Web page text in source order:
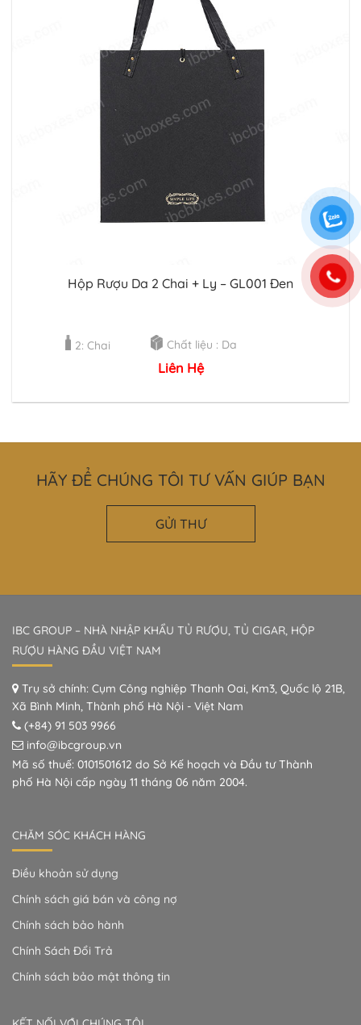
Hộp Rượu Da 2 Chai + Ly – GL001 Đen
2: Chai Chất liệu : Da
Liên Hệ
HÃY ĐỂ CHÚNG TÔI TƯ VẤN GIÚP BẠN
GỬI THƯ
IBC GROUP – NHÀ NHẬP KHẨU TỦ RƯỢU, TỦ CIGAR, HỘP
RƯỢU HÀNG ĐẦU VIỆT NAM
Trụ sở chính: Cụm Công nghiệp Thanh Oai, Km3, Quốc lộ 21B,
Xã Bình Minh, Thành phố Hà Nội - Việt Nam
(+84) 91 503 9966
info@ibcgroup.vn
Mã số thuế: 0101501612 do Sở Kế hoạch và Đầu tư Thành
phố Hà Nội cấp ngày 11 tháng 06 năm 2004.
CHĂM SÓC KHÁCH HÀNG
Điều khoản sử dụng
Chính sách giá bán và công nợ
Chính sách bảo hành
Chính Sách Đổi Trả
Chính sách bảo mật thông tin